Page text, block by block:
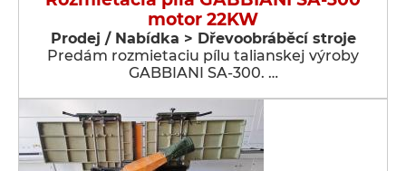
motor 22KW
Prodej / Nabídka > Dřevoobráběcí stroje
Predám rozmietaciu pílu talianskej výroby
GABBIANI SA-300. …